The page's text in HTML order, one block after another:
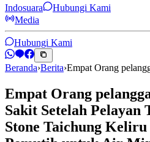
Indosuara
Hubungi Kami
Media
Hubungi Kami
Beranda›Berita›Empat Orang
Empat Orang
Sakit Setelah Pelayan
Stone Taichung